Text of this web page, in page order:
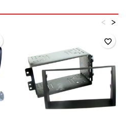
>
<
favorite_border